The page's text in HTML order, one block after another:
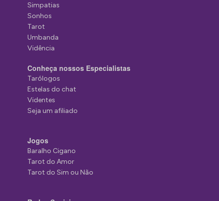
Simpatias
Sonhos
Tarot
Umbanda
Vidência
Conheça nossos Especialistas
Tarólogos
Estelas do chat
Videntes
Seja um afiliado
Jogos
Baralho Cigano
Tarot do Amor
Tarot do Sim ou Não